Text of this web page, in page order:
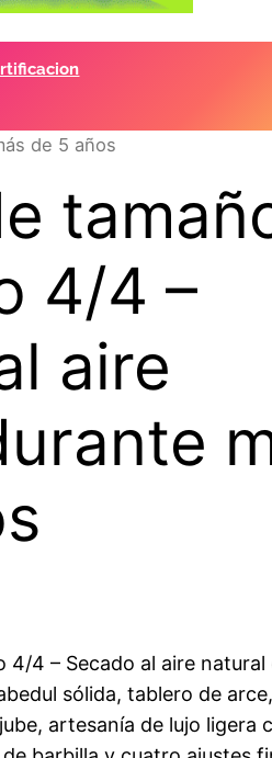
de 5 años
4/4 –
aire
4/4 – Secado al aire
sólida, tablero de arce,
artesanía de lujo ligera